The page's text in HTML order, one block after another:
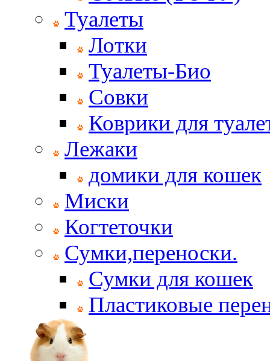
Туалеты
Лотки
Туалеты-Био
Совки
Коврики для
Лежаки
домики для кошек
Миски
Когтеточки
Сумки,переноски.
Сумки для кошек
Пластиковые